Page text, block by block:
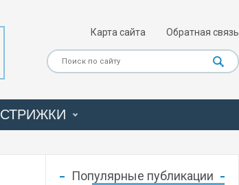
Карта сайта Обратная связь
Популярные публикации